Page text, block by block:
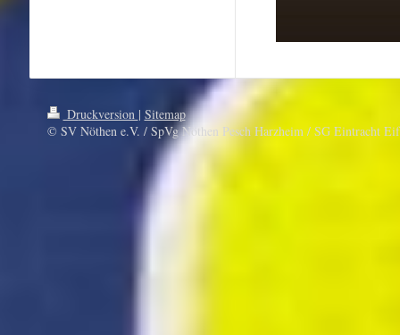
Druckversion | Sitemap
© SV Nöthen e.V. / SpVg Nöthen Pesch Harzheim / SG Eintracht